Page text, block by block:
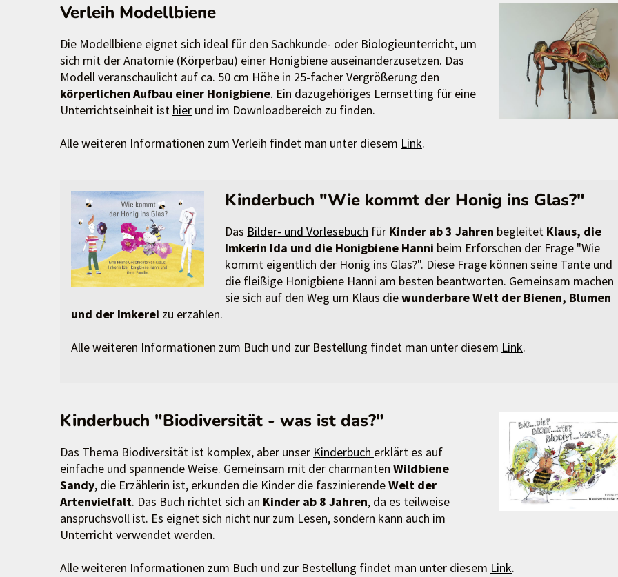
Verleih Modellbiene
Die Modellbiene eignet sich ideal für den Sachkunde- oder Biologieunterricht, um
sich mit der Anatomie (Körperbau) einer Honigbiene auseinanderzusetzen. Das
Modell veranschaulicht auf ca. 50 cm Höhe in 25-facher Vergrößerung den
körperlichen Aufbau einer Honigbiene. Ein dazugehöriges Lernsetting für eine
Unterrichtseinheit ist hier und im Downloadbereich zu finden.
Alle weiteren Informationen zum Verleih findet man unter diesem Link.
Kinderbuch "Wie kommt der Honig ins Glas?"
Das Bilder- und Vorlesebuch für Kinder ab 3 Jahren begleitet Klaus, die
Imkerin Ida und die Honigbiene Hanni beim Erforschen der Frage "Wie
kommt eigentlich der Honig ins Glas?". Diese Frage können seine Tante und
die fleißige Honigbiene Hanni am besten beantworten. Gemeinsam machen
sie sich auf den Weg um Klaus diewunderbare Welt der Bienen, Blumen
und der Imkerei zu erzählen.
Alle weiteren Informationen zum Buch und zur Bestellung findet man unter diesem Link.
Kinderbuch "Biodiversität - was ist das?"
Das Thema Biodiversität ist komplex, aber unser Kinderbuch erklärt es auf
einfache und spannende Weise. Gemeinsam mit der charmanten Wildbiene
Sandy, die Erzählerin ist, erkunden die Kinder die faszinierendeWelt der
Artenvielfalt. Das Buch richtet sich an Kinder ab 8 Jahren, da es teilweise
anspruchsvoll ist. Es eignet sich nicht nur zum Lesen, sondern kann auch im
Unterricht verwendet werden.
Alle weiteren Informationen zum Buch und zur Bestellung findet man unter diesem Link.